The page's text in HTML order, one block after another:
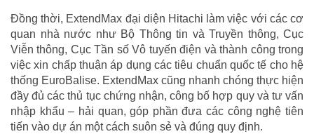
Đồng thời, ExtendMax đại diện Hitachi làm việc với các cơ
quan nhà nước như Bộ Thông tin và Truyền thông, Cục
Viễn thông, Cục Tần số Vô tuyến điện và thành công trong
việc xin chấp thuận áp dụng các tiêu chuẩn quốc tế cho hệ
thống EuroBalise. ExtendMax cũng nhanh chóng thực hiện
đầy đủ các thủ tục chứng nhận, công bố hợp quy và tư vấn
nhập khẩu – hải quan, góp phần đưa các công nghệ tiên
tiến vào dự án một cách suôn sẻ và đúng quy định.